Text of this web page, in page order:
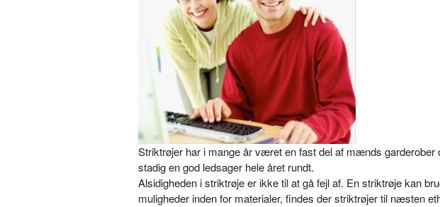
Striktrøjer har i mange år været en fast del af mænds
stadig en god ledsager hele året rundt.
Alsidigheden i striktrøje er ikke til at gå fejl af. En striktrøje kan
muligheder inden for materialer, findes der striktrøjer til næsten